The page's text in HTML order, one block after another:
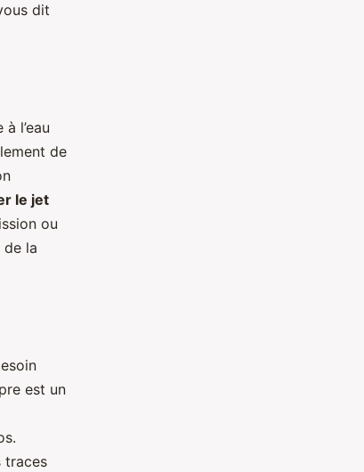
dit
l’eau
de
le jet
ou
de la
est un
traces